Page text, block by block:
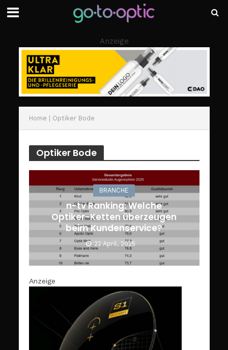
Anzeige
Home | Optiker Bode
Optiker Bode
BRANCHE
n-tv Ranking: Welche
Optiker-Ketten überzeugen
beim Kundenservice?
22 April, 2025
Anzeige